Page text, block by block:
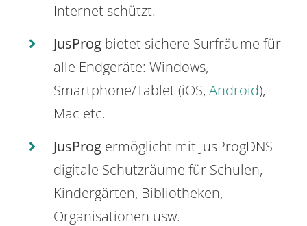
Internet schützt.
JusProg bietet sichere Surfräume für
alle Endgeräte: Windows,
Smartphone/Tablet (iOS, Android),
Mac etc.
JusProg ermöglicht mit JusProgDNS
digitale Schutzräume für Schulen,
Kindergärten, Bibliotheken,
Organisationen usw.